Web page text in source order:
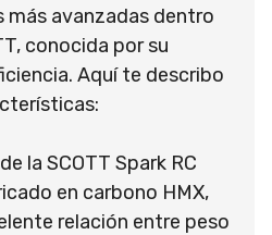
más avanzadas dentro
conocida por su
Aquí te describo
la SCOTT Spark RC
en carbono HMX,
relación entre peso